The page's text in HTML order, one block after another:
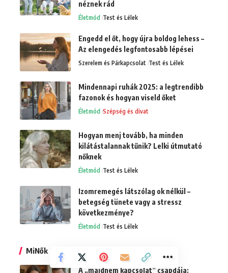
néznek rád
Életmód Test és Lélek
Engedd el őt, hogy újra boldog lehess –
Az elengedés legfontosabb lépései
Szerelem és Párkapcsolat Test és Lélek
Mindennapi ruhák 2025: a legtrendibb
fazonok és hogyan viseld őket
Életmód Szépség és divat
Hogyan menj tovább, ha minden
kilátástalannak tűnik? Lelki útmutató
nőknek
Életmód Test és Lélek
Izomremegés látszólag ok nélkül –
betegség tünete vagy a stressz
következménye?
Életmód Test és Lélek
MiNők Top10 poszt
A „majdnem kapcsolat” csapdája: